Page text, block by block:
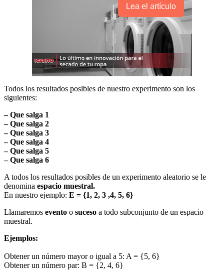
Lea el artículo
Todos los resultados posibles de nuestro experimento son los
siguientes:
– Que salga 1
– Que salga 2
– Que salga 3
– Que salga 4
– Que salga 5
– Que salga 6
A todos los resultados posibles de un experimento aleatorio se le
denomina espacio muestral.
En nuestro ejemplo: E = {1, 2, 3 ,4, 5, 6}
Llamaremos evento o suceso a todo subconjunto de un espacio
muestral.
Ejemplos:
Obtener un número mayor o igual a 5: A = {5, 6}
Obtener un número par: B = {2, 4, 6}